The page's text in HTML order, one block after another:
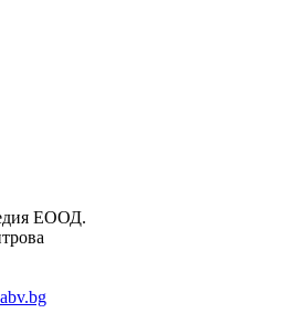
ЕООД.